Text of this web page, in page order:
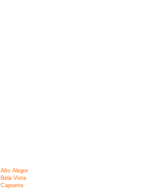
Alto Alegre
Bela Vista
Capoeira